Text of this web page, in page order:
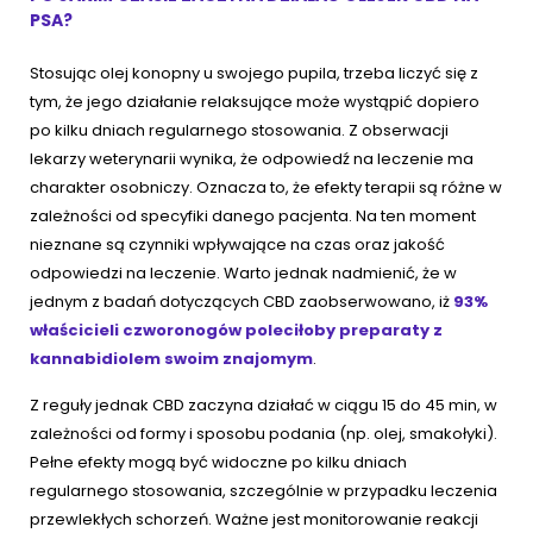
PSA?
Stosując olej konopny u swojego pupila, trzeba liczyć się z
tym, że jego działanie relaksujące może wystąpić dopiero
po kilku dniach regularnego stosowania. Z obserwacji
lekarzy weterynarii wynika, że odpowiedź na leczenie ma
charakter osobniczy. Oznacza to, że efekty terapii są różne w
zależności od specyfiki danego pacjenta. Na ten moment
nieznane są czynniki wpływające na czas oraz jakość
odpowiedzi na leczenie. Warto jednak nadmienić, że w
jednym z badań dotyczących CBD zaobserwowano, iż 93%
właścicieli czworonogów poleciłoby preparaty z
kannabidiolem swoim znajomym.
Z reguły jednak CBD zaczyna działać w ciągu 15 do 45 min, w
zależności od formy i sposobu podania (np. olej, smakołyki).
Pełne efekty mogą być widoczne po kilku dniach
regularnego stosowania, szczególnie w przypadku leczenia
przewlekłych schorzeń. Ważne jest monitorowanie reakcji